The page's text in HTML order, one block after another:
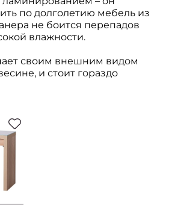
по долголетию мебель из
не боится перепадов
влажности.
своим внешним видом
и стоит гораздо